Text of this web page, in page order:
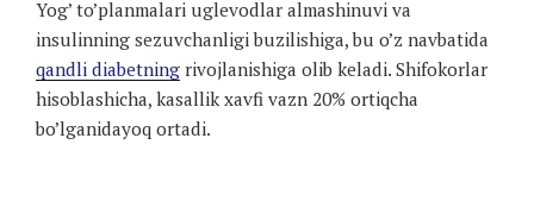
Yog’ to’planmalari uglevodlar almashinuvi va
insulinning sezuvchanligi buzilishiga, bu o’z navbatida
qandli diabetning rivojlanishiga olib keladi. Shifokorlar
hisoblashicha, kasallik xavfi vazn 20% ortiqcha
bo’lganidayoq ortadi.